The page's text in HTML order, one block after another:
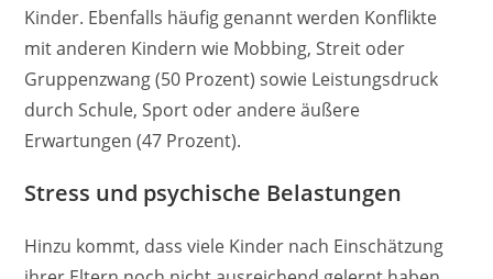
Kinder. Ebenfalls häufig genannt werden Konflikte
mit anderen Kindern wie Mobbing, Streit oder
Gruppenzwang (50 Prozent) sowie Leistungsdruck
durch Schule, Sport oder andere äußere
Erwartungen (47 Prozent).
Stress und psychische Belastungen
Hinzu kommt, dass viele Kinder nach Einschätzung